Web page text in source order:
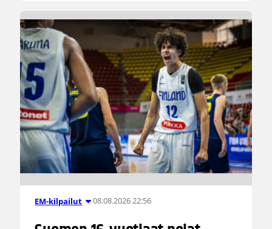
EM-kilpailut 08.08.2026 22:56